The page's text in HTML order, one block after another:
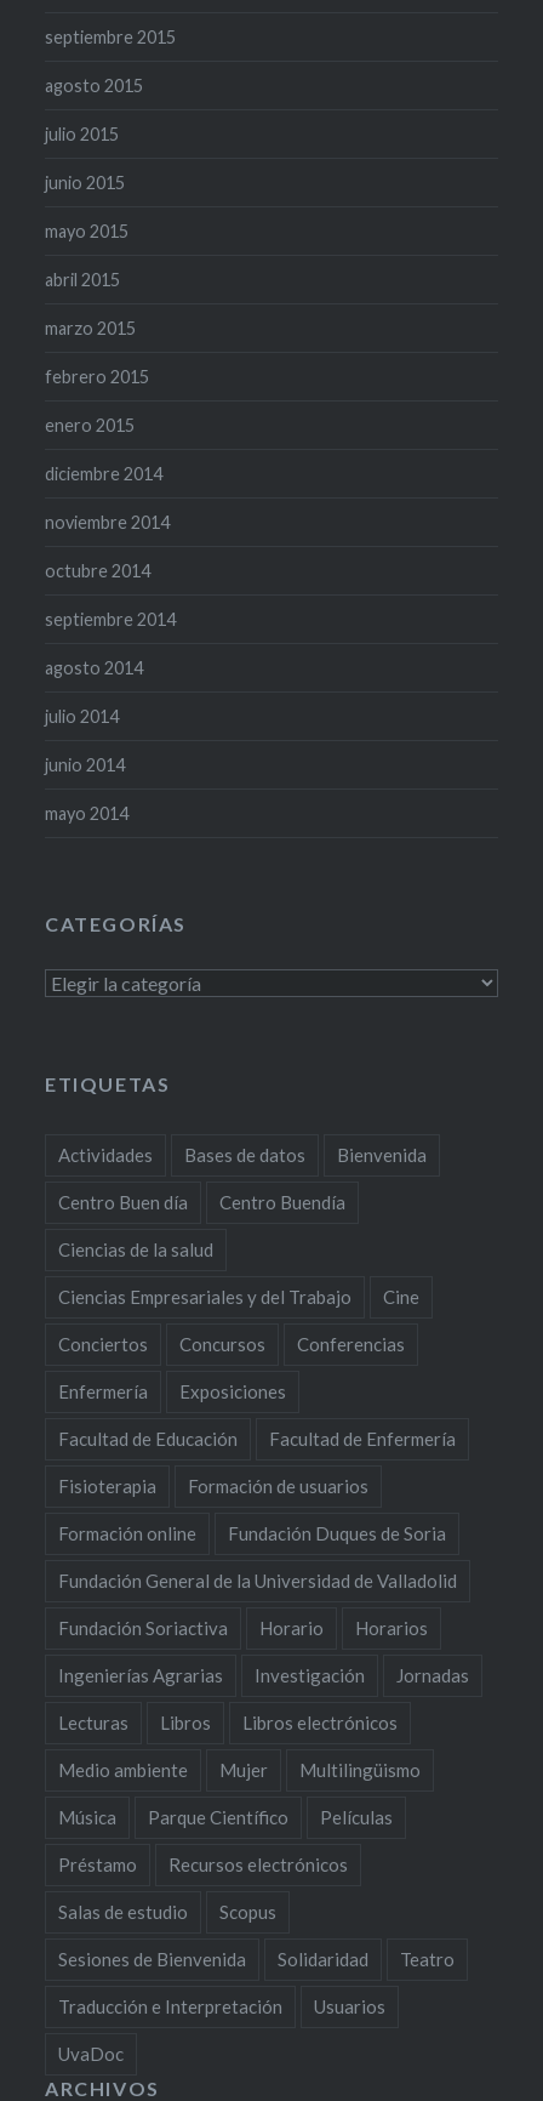
septiembre 2015
agosto 2015
julio 2015
junio 2015
mayo 2015
abril 2015
marzo 2015
febrero 2015
enero 2015
diciembre 2014
noviembre 2014
octubre 2014
septiembre 2014
agosto 2014
julio 2014
junio 2014
mayo 2014
CATEGORÍAS
Categorías
ETIQUETAS
Actividades Bases de datos Bienvenida
Centro Buen día Centro Buendía
Ciencias de la salud
Ciencias Empresariales y del Trabajo Cine
Conciertos Concursos Conferencias
Enfermería Exposiciones
Facultad de Educación Facultad de Enfermería
Fisioterapia Formación de usuarios
Formación online Fundación Duques de Soria
Fundación General de la Universidad de Valladolid
Fundación Soriactiva Horario Horarios
Ingenierías Agrarias Investigación Jornadas
Lecturas Libros Libros electrónicos
Medio ambiente Mujer Multilingüismo
Música Parque Científico Películas
Préstamo Recursos electrónicos
Salas de estudio Scopus
Sesiones de Bienvenida Solidaridad Teatro
Traducción e Interpretación Usuarios
UvaDoc
ARCHIVOS